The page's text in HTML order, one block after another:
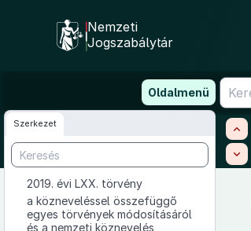
tartalomra
Nemzeti
Jogszabálytár
Oldalmenü
Szerkezet
2019. évi LXX. törvény
a közneveléssel összefüggő
egyes törvények módosításáról
és a nemzeti köznevelés